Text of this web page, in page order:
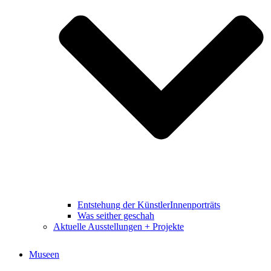
Entstehung der KünstlerInnenporträts
Was seither geschah
Aktuelle Ausstellungen + Projekte
Museen